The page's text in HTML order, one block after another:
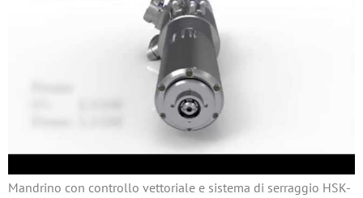
Mandrino con controllo vettoriale e sistema di serraggio HSK-